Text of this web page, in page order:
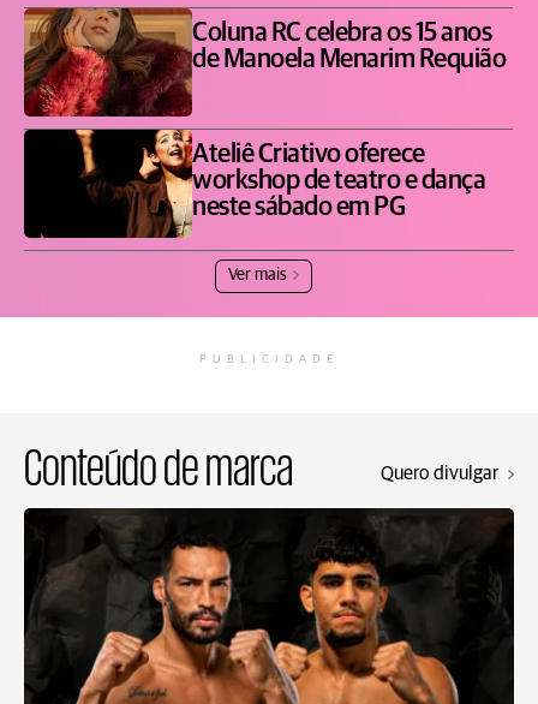
Coluna RC celebra os 15 anos
de Manoela Menarim Requião
Ateliê Criativo oferece
workshop de teatro e dança
neste sábado em PG
Ver mais
PUBLICIDADE
Conteúdo de marca Quero divulgar